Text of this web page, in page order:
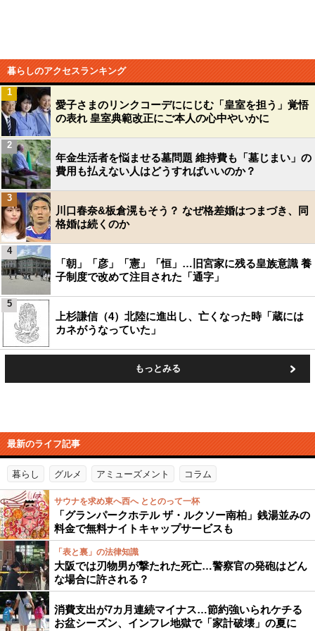
暮らしのアクセスランキング
愛子さまのリンクコーデににじむ「皇室を担う」覚悟
の表れ 皇室典範改正にご本人の心中やいかに
1
年金生活者を悩ませる墓問題 維持費も「墓じまい」の
費用も払えない人はどうすればいいのか？
2
川口春奈&板倉滉もそう？ なぜ格差婚はつまづき、同
格婚は続くのか
3
「朝」「彦」「憲」「恒」…旧宮家に残る皇族意識 養
子制度で改めて注目された「通字」
4
上杉謙信（4）北陸に進出し、亡くなった時「蔵には
カネがうなっていた」
5
もっとみる
最新のライフ記事
暮らし グルメ アミューズメント コラム
サウナを求め東へ西へ ととのって一杯
「グランパークホテル ザ・ルクソー南柏」銭湯並みの
料金で無料ナイトキャップサービスも
「表と裏」の法律知識
大阪では刃物男が撃たれた死亡…警察官の発砲はどん
な場合に許される？
消費支出が7カ月連続マイナス…節約強いられケチる
お盆シーズン、インフレ地獄で「家計破壊」の夏に